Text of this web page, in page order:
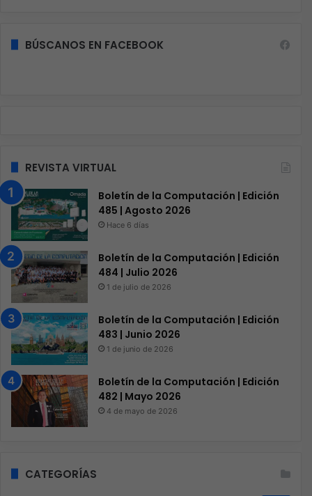
BÚSCANOS EN FACEBOOK
REVISTA VIRTUAL
Boletín de la Computación | Edición
485 | Agosto 2026
Hace 6 días
Boletín de la Computación | Edición
484 | Julio 2026
1 de julio de 2026
Boletín de la Computación | Edición
483 | Junio 2026
1 de junio de 2026
Boletín de la Computación | Edición
482 | Mayo 2026
4 de mayo de 2026
CATEGORÍAS